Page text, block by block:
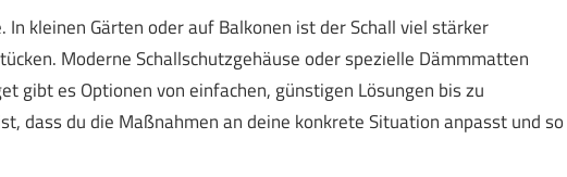
kleinen Gärten oder auf Balkonen ist der Schall viel stärker
Moderne Schallschutzgehäuse oder spezielle Dämmmatten
gibt es Optionen von einfachen, günstigen Lösungen bis zu
dass du die Maßnahmen an deine konkrete Situation anpasst und so